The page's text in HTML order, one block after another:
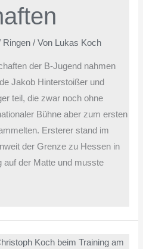
Ringen / Von Lukas Koch
der B-Jugend nahmen
Jakob Hinterstoißer und
teil, die zwar noch ohne
Bühne aber zum ersten
Ersterer stand im
der Grenze zu Hessen in
der Matte und musste